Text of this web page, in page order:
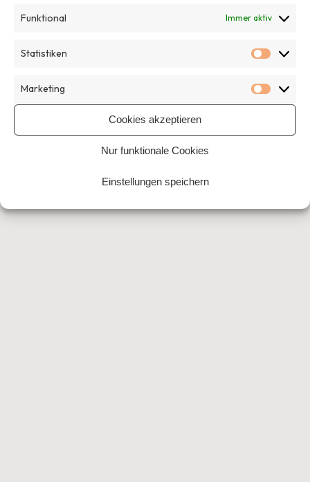
Funktional Immer aktiv
Statistiken
Marketing
Cookies akzeptieren
Nur funktionale Cookies
Einstellungen speichern
Bild: Sebastian Schütz
Veröffentlicht am